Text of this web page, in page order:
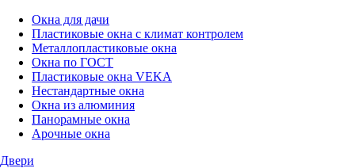
Окна для дачи
Пластиковые окна с климат контролем
Металлопластиковые окна
Окна по ГОСТ
Пластиковые окна VEKA
Нестандартные окна
Окна из алюминия
Панорамные окна
Арочные окна
Двери